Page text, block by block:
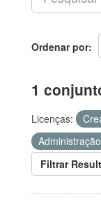
Ordenar por
1
Licenças:
Administração
Filtrar